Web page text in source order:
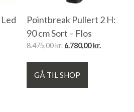
Pointbreak Pullert 2 H:
90 cm Sort – Flos
8.475,00kr. 6.780,00kr.
GÅ TIL SHOP